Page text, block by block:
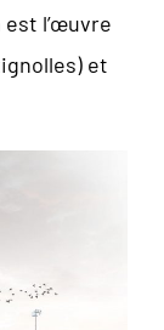
l’œuvre
et